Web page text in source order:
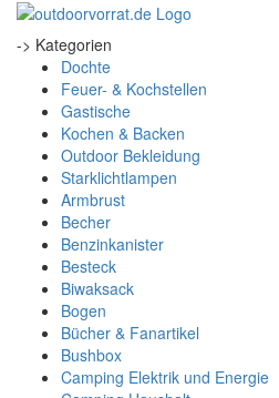
-> Kategorien
Dochte
Feuer- & Kochstellen
Gastische
Kochen & Backen
Outdoor Bekleidung
Starklichtlampen
Armbrust
Becher
Benzinkanister
Besteck
Biwaksack
Bogen
Bücher & Fanartikel
Bushbox
Camping Elektrik und Energie